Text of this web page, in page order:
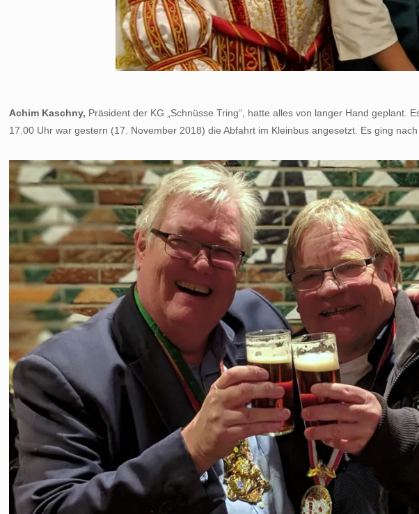
Achim Kaschny, Präsident der KG „Schnüsse Tring“, hatte alles von langer Hand
17.00 Uhr war gestern (17. November 2018) die Abfahrt im Kleinbus angesetzt. Es ging